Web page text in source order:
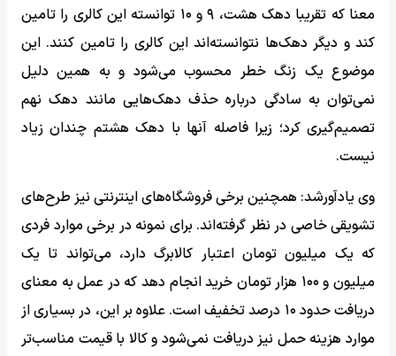
معنا که تقریبا دهک هشت، ۹ و ۱۰ توانسته این کالری را تامین
کند و دیگر دهک‌ها نتوانسته‌اند این کالری را تامین کنند. این
موضوع یک زنگ خطر محسوب می‌شود و به همین دلیل
نمی‌توان به سادگی درباره حذف دهک‌هایی مانند دهک نهم
تصمیم‌گیری کرد؛ زیرا فاصله آنها با دهک هشتم چندان زیاد
نیست.
وی یادآورشد: همچنین برخی فروشگاه‌های اینترنتی نیز طرح‌های
تشویقی خاصی در نظر گرفته‌اند. برای نمونه در برخی موارد فردی
که یک میلیون تومان اعتبار کالابرگ دارد، می‌تواند تا یک
میلیون و ۱۰۰ هزار تومان خرید انجام دهد که در عمل به معنای
دریافت حدود ۱۰ درصد تخفیف است. علاوه بر این، در بسیاری از
موارد هزینه حمل نیز دریافت نمی‌شود و کالا با قیمت مناسب‌تر